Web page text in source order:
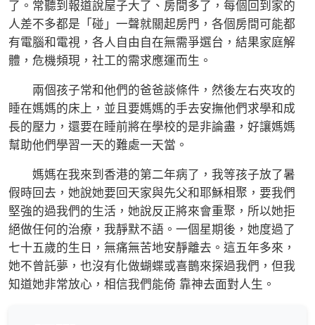
了。常聽到報道說屋子大了、房間多了，每個回到家的
人差不多都是「碰」一聲就關起房門，各個房間可能都
有電腦和電視，各人自由自在無需爭選台，結果家庭解
體，危機頻現，社工的需求應運而生。
兩個孩子常和他們的爸爸談條件，然後左右夾攻的
睡在媽媽的床上，並且要媽媽的手去安撫他們求學和成
長的壓力，還要在睡前將在學校的是非論盡，好讓媽媽
幫助他們學習一天的難處一天當。
媽媽在我來到香港的第二年病了，我等孩子放了暑
假時回去，她說她要回天家與先父和耶穌相聚，要我們
堅強的過我們的生活，她說反正將來會重聚，所以她拒
絕做任何的治療，我靜默不語。一個星期後，她度過了
七十五歲的生日，無痛無苦地安靜離去。這五年多來，
她不曾託夢，也沒有化做蝴蝶或喜鵲來探過我們，但我
知道她非常放心，相信我們能倚 靠神去面對人生。